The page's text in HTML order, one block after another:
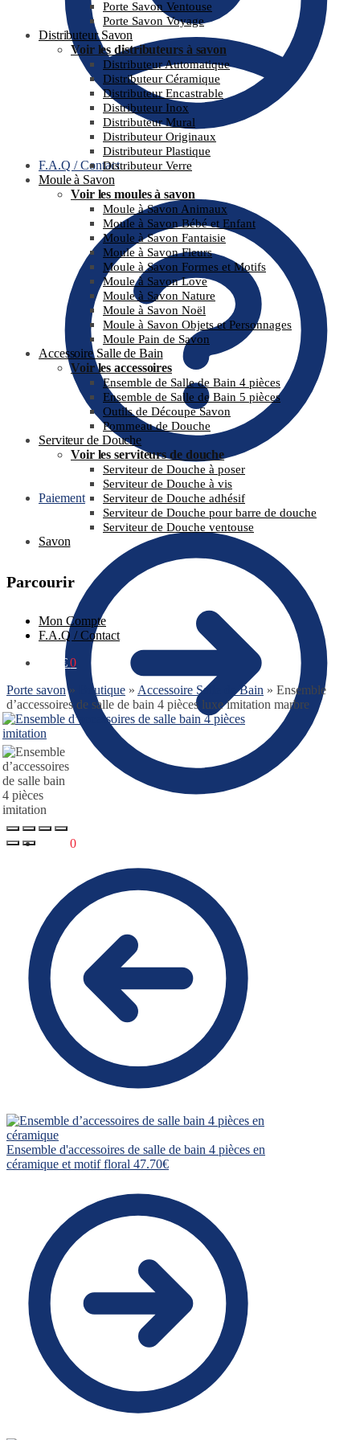
F.A.Q / Contact
Paiement
0
Porte Savon Ventouse
Porte Savon Voyage
Distributeur Savon
Voir les distributeurs à savon
Distributeur Automatique
Distributeur Céramique
Distributeur Encastrable
Distributeur Inox
Distributeur Mural
Distributeur Originaux
Distributeur Plastique
Distributeur Verre
Moule à Savon
Voir les moules à savon
Moule à Savon Animaux
Moule à Savon Bébé et Enfant
Moule à Savon Fantaisie
Moule à Savon Fleurs
Moule à Savon Formes et Motifs
Moule à Savon Love
Moule à Savon Nature
Moule à Savon Noël
Moule à Savon Objets et Personnages
Moule Pain de Savon
Accessoire Salle de Bain
Voir les accessoires
Ensemble de Salle de Bain 4 pièces
Ensemble de Salle de Bain 5 pièces
Outils de Découpe Savon
Pommeau de Douche
Serviteur de Douche
Voir les serviteurs de douche
Serviteur de Douche à poser
Serviteur de Douche à vis
Serviteur de Douche adhésif
Serviteur de Douche pour barre de douche
Serviteur de Douche ventouse
Savon
Parcourir
Mon Compte
F.A.Q / Contact
€ 0
Porte savon » Boutique » Accessoire Salle de Bain » Ensemble
d’accessoires de salle de bain 4 pièces luxe imitation marbre
Ensemble d'accessoires de salle de bain 4 pièces en
céramique et motif floral 47.70€